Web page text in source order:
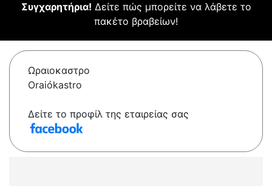
Συγχαρητήρια! Δείτε πώς μπορείτε να λάβετε το
πακέτο βραβείων!
Ωραιοκαστρο
Oraiókastro
Δείτε το προφίλ της εταιρείας σας